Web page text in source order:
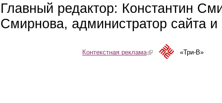
Главный редактор: Константин
Смирнова, администратор сайта
Контекстная реклама(link is external)«Три-В»